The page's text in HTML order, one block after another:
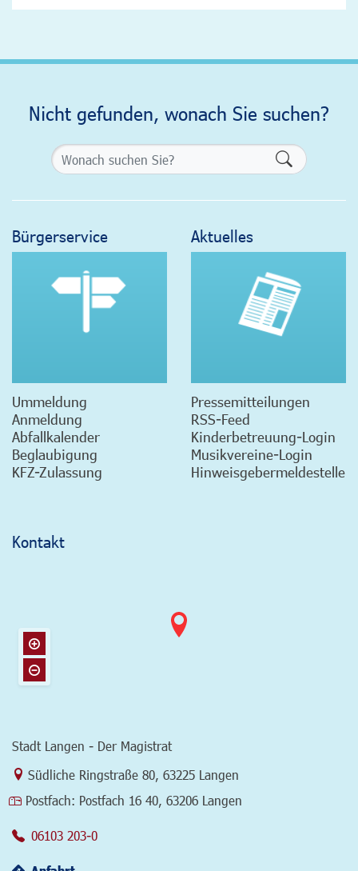
Nicht gefunden, wonach Sie suchen?
Bürgerservice
Ummeldung
Anmeldung
Abfallkalender
Beglaubigung
KFZ-Zulassung
Aktuelles
Pressemitteilungen
RSS-Feed
Kinderbetreuung-Login
Musikvereine-Login
Hinweisgebermeldestelle
Kontakt
Stadt Langen - Der Magistrat
Link zur Google-Maps Navigation
Südliche Ringstraße 80 63225 Langen
Postfach: Postfach 16 40, 63206 Langen
06103 203-0